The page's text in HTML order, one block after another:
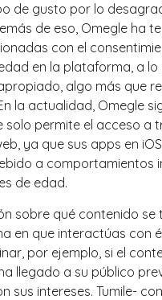
de gusto por lo
de eso, Omegle ha
con el
en la plataforma, a lo
algo más que
la actualidad, Omegle
solo permite el acceso a
ya que sus apps en
a comportamientos
de edad.
sobre qué contenido se
en que interactúas con
por ejemplo, si el
llegado a su público
sus intereses. Tumile-